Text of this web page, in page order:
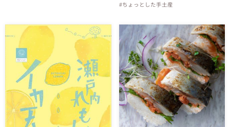
#ちょっとした手土産